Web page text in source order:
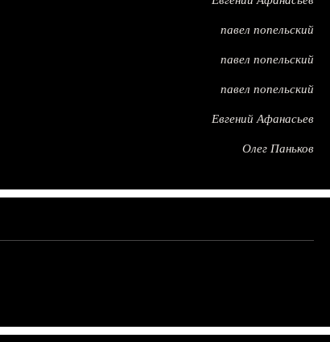
павел попельский
павел попельский
павел попельский
Евгений Афанасьев
Олег Паньков